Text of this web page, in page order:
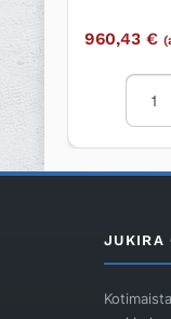
960,43€
JUKIRA